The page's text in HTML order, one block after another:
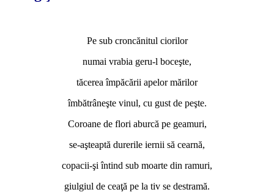
Pe sub croncănitul ciorilor
numai vrabia geru-l boceşte,
tăcerea împăcării apelor mărilor
îmbătrâneşte vinul, cu gust de peşte.
Coroane de flori aburcă pe geamuri,
se-aşteaptă durerile iernii să cearnă,
copacii-şi întind sub moarte din ramuri,
giulgiul de ceaţă pe la tiv se destramă.